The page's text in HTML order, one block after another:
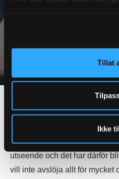
Tillat
Ikke
Crystal Alarm-Appen
2023
Crystal Alarms mobilapp har
utseende och det har därför
vill inte avslöja allt för mycket